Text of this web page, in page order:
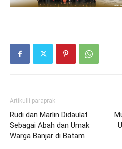
Artikulli paraprak
Rudi dan Marlin Didaulat
Sebagai Abah dan Umak
Warga Banjar di Batam